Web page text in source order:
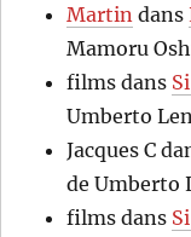
Martin dans
Mamoru
films dans
Umberto
Jacques C
de Umberto
films dans